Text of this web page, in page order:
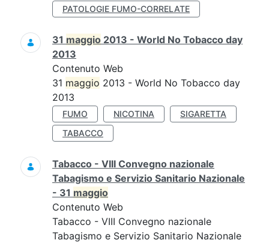
PATOLOGIE FUMO-CORRELATE
31 maggio 2013 - World No Tobacco day
2013
Contenuto Web
31 maggio 2013 - World No Tobacco day
2013
FUMO NICOTINA
SIGARETTA
TABACCO
Tabacco - VIII Convegno nazionale
Tabagismo e Servizio Sanitario Nazionale
- 31 maggio
Contenuto Web
Tabacco - VIII Convegno nazionale
Tabagismo e Servizio Sanitario Nazionale